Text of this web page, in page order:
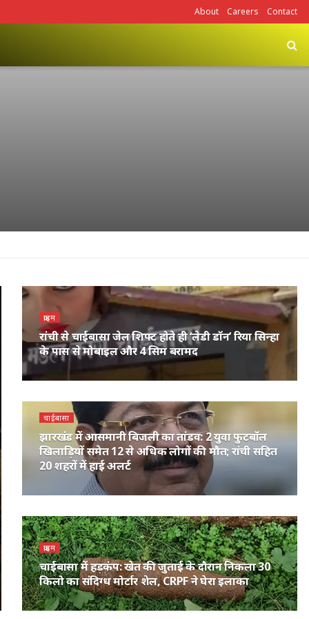
About Careers Contact
क्राइम
रांची से चाईबासा जेल शिफ्ट होते ही ‘लेडी डॉन’ रिया सिन्हा
के पास से मोबाइल और 4 सिम बरामद
चाईबासा
झारखंड में आसमानी बिजली का तांडव: 2 युवा फुटबॉल
खिलाड़ियों समेत 12 से अधिक लोगों की मौत; रांची सहित
20 शहरों में हाई अलर्ट
क्राइम
चाईबासा में हड़कंप: खेत की जुताई के दौरान निकला 30
किलो का संदिग्ध मोर्टार शेल, CRPF ने घेरा इलाका